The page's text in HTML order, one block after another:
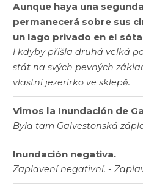
Aunque haya una
permanecerá sobre sus
un lago privado en el
I kdyby přišla druhá velká
stát na svých pevných
vlastní jezerírko ve sklepě.
Vimos la Inundación de
Byla tam Galvestonská
Inundación negativa.
Zaplavení negativní. -